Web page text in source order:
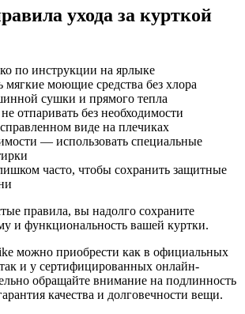
ухода за курткой
по инструкции на ярлыке
мягкие моющие средства без хлора
сушки и прямого тепла
отпаривать без необходимости
виде на плечиках
— использовать специальные
часто, чтобы сохранить защитные
правила, вы надолго сохраните
и функциональность вашей куртки.
можно приобрести как в официальных
и у сертифицированных онлайн-
обращайте внимание на подлинность
качества и долговечности вещи.